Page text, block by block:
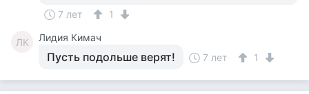
7 лет 1
ЛК Лидия Кимач
Пусть подольше верят! 7 лет 1